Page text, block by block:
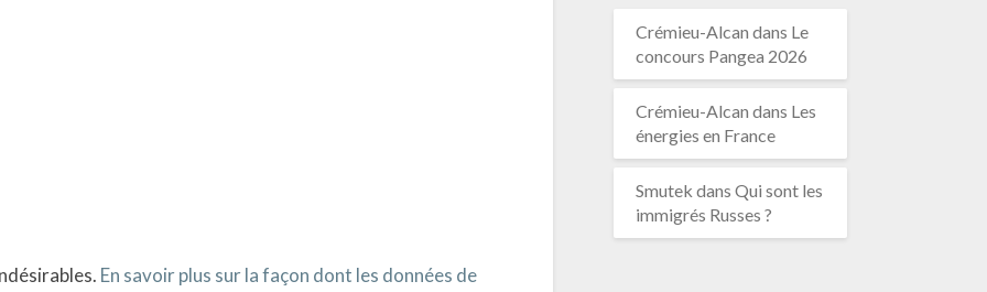
En savoir plus sur la façon dont les données de
Crémieu-Alcan dans Le
concours Pangea 2026
Crémieu-Alcan dans Les
énergies en France
Smutek dans Qui sont les
immigrés Russes ?